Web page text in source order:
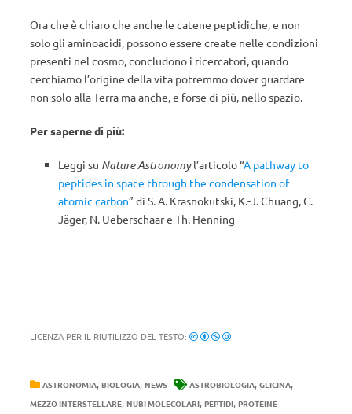
Ora che è chiaro che anche le catene peptidiche, e non
solo gli aminoacidi, possono essere create nelle condizioni
presenti nel cosmo, concludono i ricercatori, quando
cerchiamo l’origine della vita potremmo dover guardare
non solo alla Terra ma anche, e forse di più, nello spazio.
Per saperne di più:
Leggi su Nature Astronomyl’articolo “A pathway to
peptides in space through the condensation of
atomic carbon” di S. A. Krasnokutski, K.-J. Chuang, C.
Jäger, N. Ueberschaar e Th. Henning
LICENZA PER IL RIUTILIZZO DEL TESTO:
ASTRONOMIA, BIOLOGIA, NEWS ASTROBIOLOGIA, GLICINA,
MEZZO INTERSTELLARE, NUBI MOLECOLARI, PEPTIDI, PROTEINE